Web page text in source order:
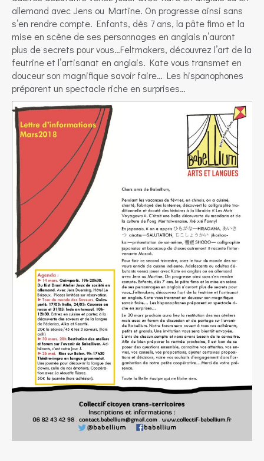
allemand avec Jens ou Martine. On progresse ainsi sans
s’en rendre compte. Enfants, dès 7 ans, la pâte fimo et la
mise en scène de ses personnages en anglais n’auront
plus de secrets pour vous…Feltmakers, découvrez l’art de la
feutrine et l’artisanat en anglais. Kate vous transmet en
douceur son magnifique savoir faire… Les hispanophones
préparent un spectacle riche en surprises…